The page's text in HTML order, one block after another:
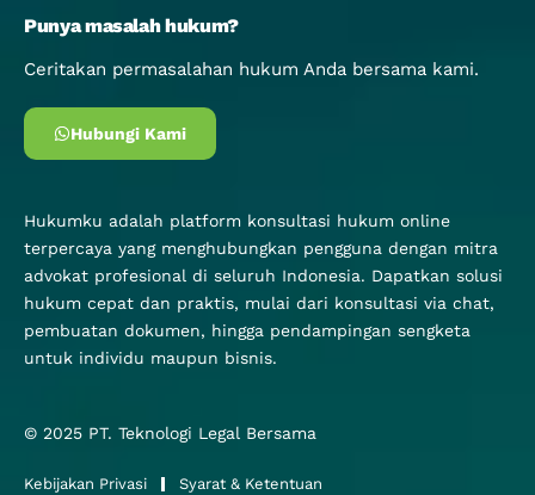
Punya masalah hukum?
Ceritakan permasalahan hukum Anda bersama kami.
Hubungi Kami
Hukumku adalah platform konsultasi hukum online
terpercaya yang menghubungkan pengguna dengan mitra
advokat profesional di seluruh Indonesia. Dapatkan solusi
hukum cepat dan praktis, mulai dari konsultasi via chat,
pembuatan dokumen, hingga pendampingan sengketa
untuk individu maupun bisnis.
© 2025 PT. Teknologi Legal Bersama
Kebijakan Privasi Syarat & Ketentuan